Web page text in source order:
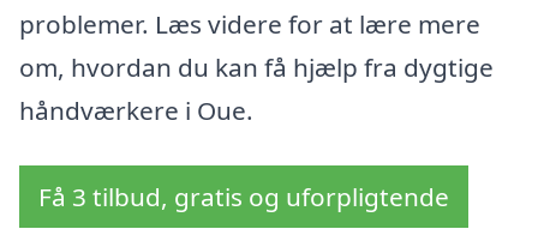
problemer. Læs videre for at lære mere
om, hvordan du kan få hjælp fra dygtige
håndværkere i Oue.
Få 3 tilbud, gratis og uforpligtende